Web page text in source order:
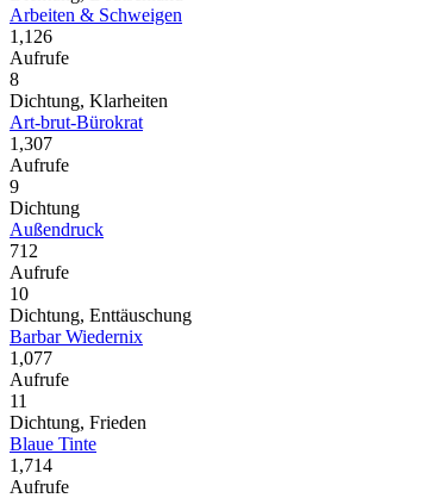
Arbeiten & Schweigen
1,126
Aufrufe
8
Dichtung, Klarheiten
Art-brut-Bürokrat
1,307
Aufrufe
9
Dichtung
Außendruck
712
Aufrufe
10
Dichtung, Enttäuschung
Barbar Wiedernix
1,077
Aufrufe
11
Dichtung, Frieden
Blaue Tinte
1,714
Aufrufe